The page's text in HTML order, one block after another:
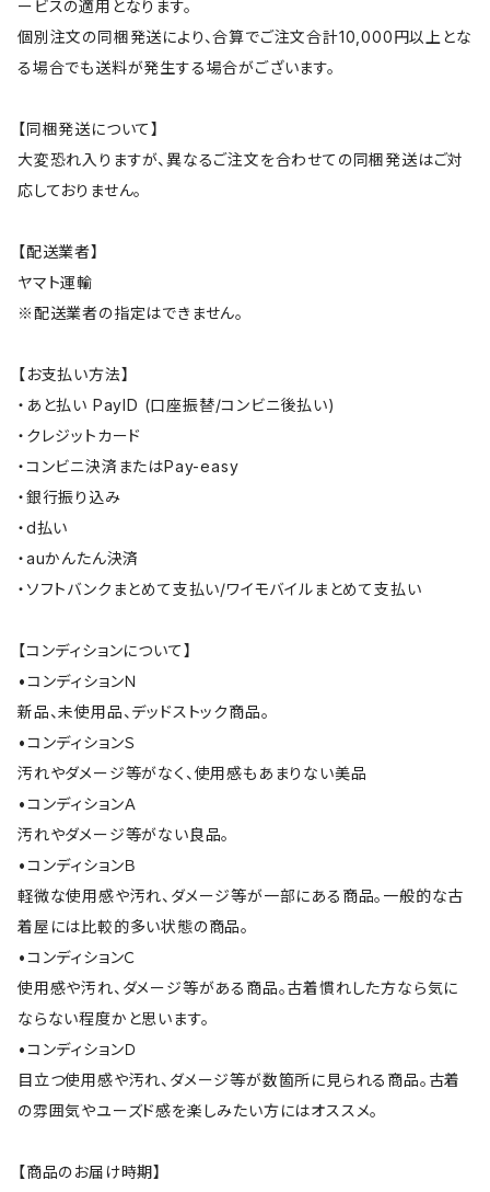
ービスの適用となります。
個別注文の同梱発送により、合算でご注文合計10,000円以上とな
る場合でも送料が発生する場合がございます。
【同梱発送について】
大変恐れ入りますが、異なるご注文を合わせての同梱発送はご対
応しておりません。
【配送業者】
ヤマト運輸
※配送業者の指定はできません。
【お支払い方法】
・あと払い PayID (口座振替/コンビニ後払い)
・クレジットカード
・コンビニ決済またはPay-easy
・銀行振り込み
・d払い
・auかんたん決済
・ソフトバンクまとめて支払い/ワイモバイルまとめて支払い
【コンディションについて】
•コンディションＮ
新品、未使用品、デッドストック商品。
•コンディションＳ
汚れやダメージ等がなく、使用感もあまりない美品
•コンディションＡ
汚れやダメージ等がない良品。
•コンディションＢ
軽微な使用感や汚れ、ダメージ等が一部にある商品。一般的な古
着屋には比較的多い状態の商品。
•コンディションＣ
使用感や汚れ、ダメージ等がある商品。古着慣れした方なら気に
ならない程度かと思います。
•コンディションＤ
目立つ使用感や汚れ、ダメージ等が数箇所に見られる商品。古着
の雰囲気やユーズド感を楽しみたい方にはオススメ。
【商品のお届け時期】